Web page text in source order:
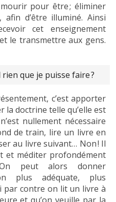
pour être ; éliminer
afin d’être illuminé. Ainsi
cet enseignement
le transmettre aux gens.
que je puisse faire ?
c’est apporter
la doctrine telle qu’elle est
nullement nécessaire
de train, lire un livre en
au livre suivant… Non ! Il
et méditer profondément
peut alors donner
plus adéquate, plus
par contre on lit un livre à